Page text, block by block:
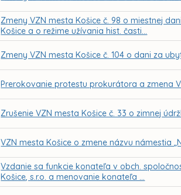
Zmeny VZN mesta Košice č. 98 o miestnej
Košice a o režime užívania hist. časti...
Zmeny VZN mesta Košice č. 104 o dani za
Prerokovanie protestu prokurátora a zmena
Zrušenie VZN mesta Košice č. 33 o zimnej
VZN mesta Košice o zmene názvu námestia
Vzdanie sa funkcie konateľa v obch.
Košice, s.r.o. a menovanie konateľa ...